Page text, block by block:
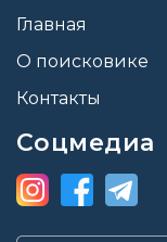
Главная
О поисковике
Контакты
Соцмедиа